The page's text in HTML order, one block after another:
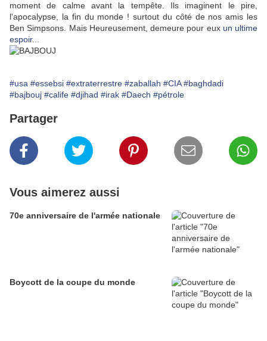
moment de calme avant la tempête. Ils imaginent le pire,
l'apocalypse, la fin du monde ! surtout du côté de nos amis les
Ben Simpsons. Mais Heureusement, demeure pour eux un ultime
espoir...
#usa #essebsi #extraterrestre #zaballah #CIA #baghdadi
#bajbouj #calife #djihad #irak #Daech #pétrole
Partager
Vous aimerez aussi
70e anniversaire de l'armée nationale
Boycott de la coupe du monde